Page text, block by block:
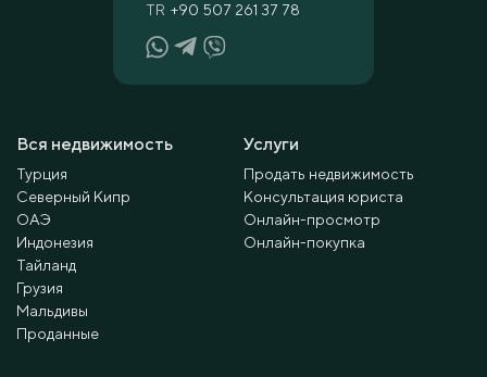
Вся недвижимость
Турция
Северный Кипр
ОАЭ
Индонезия
Тайланд
Грузия
Мальдивы
Проданные
Услуги
Продать недвижимость
Консультация юриста
Онлайн-просмотр
Онлайн-покупка
TR +90 507 261 37 78